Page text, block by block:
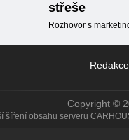
střeše
Rozhovor s
Redakce
Copyright ©
šíření obsahu serveru